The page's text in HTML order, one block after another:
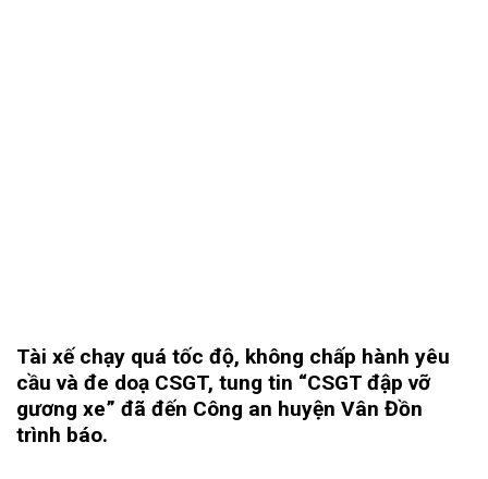
Tài xế chạy quá tốc độ, không chấp hành yêu
cầu và đe doạ CSGT, tung tin “CSGT đập vỡ
gương xe” đã đến Công an huyện Vân Đồn
trình báo.